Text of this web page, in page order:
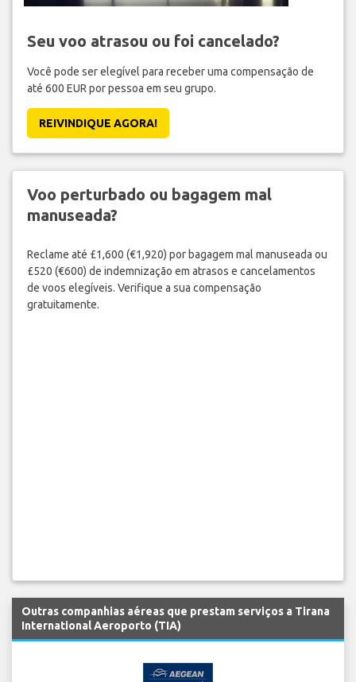
Seu voo atrasou ou foi cancelado?
Você pode ser elegível para receber uma compensação de
até 600 EUR por pessoa em seu grupo.
REIVINDIQUE AGORA!
Voo perturbado ou bagagem mal
manuseada?
Reclame até £1,600 (€1,920) por bagagem mal manuseada ou
£520 (€600) de indemnização em atrasos e cancelamentos
de voos elegíveis. Verifique a sua compensação
gratuitamente.
Outras companhias aéreas que prestam serviços a Tirana
International Aeroporto (TIA)